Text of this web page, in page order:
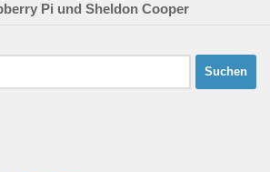
Pi und Sheldon Cooper